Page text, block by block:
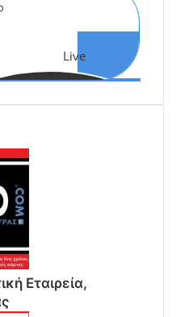
Live
Αναζήτηση
Εταιρεία,